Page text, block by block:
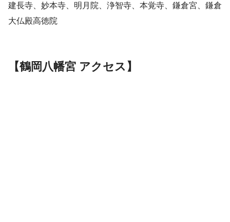
建長寺、妙本寺、明月院、浄智寺、本覚寺、鎌倉宮、鎌倉
大仏殿高徳院
【鶴岡八幡宮 アクセス】